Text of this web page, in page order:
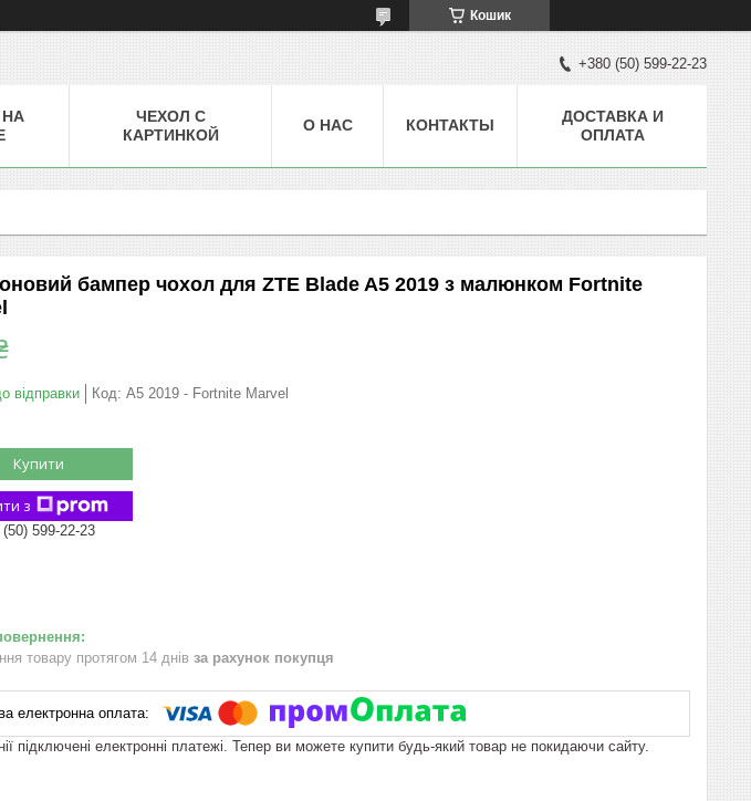
Кошик
+380 (50) 599-22-23
НА
ЧЕХОЛ С
КАРТИНКОЙ
О НАС КОНТАКТЫ
ДОСТАВКА И
ОПЛАТА
бампер чохол для ZTE Blade A5 2019 з малюнком Fortnite
відправки Код: A5 2019 - Fortnite Marvel
Купити
з
599-22-23
товару протягом 14 днів за рахунок покупця
підключені електронні платежі. Тепер ви можете купити будь-який товар не покидаючи сайту.